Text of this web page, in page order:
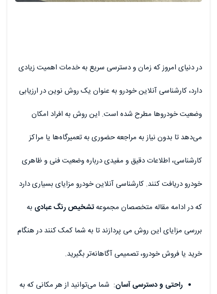
در دنیای امروز که زمان و دسترسی سریع به خدمات اهمیت زیادی
دارد، کارشناسی آنلاین خودرو به عنوان یک روش نوین در ارزیابی
وضعیت خودروها مطرح شده است. این روش به افراد امکان
می‌دهد تا بدون نیاز به مراجعه حضوری به تعمیرگاه‌ها یا مراکز
کارشناسی، اطلاعات دقیق و مفیدی درباره وضعیت فنی و ظاهری
خودرو دریافت کنند. کارشناسی آنلاین خودرو مزایای بسیاری دارد
که در ادامه مقاله متخصصان مجموعهتشخیص رنگ عبادی به
بررسی مزایای این روش می پردازند تا به شما کمک کنند در هنگام
خرید یا فروش خودرو، تصمیمی آگاهانه‌تر بگیرید.
راحتی و دسترسی آسان: شما می‌توانید از هر مکانی که به